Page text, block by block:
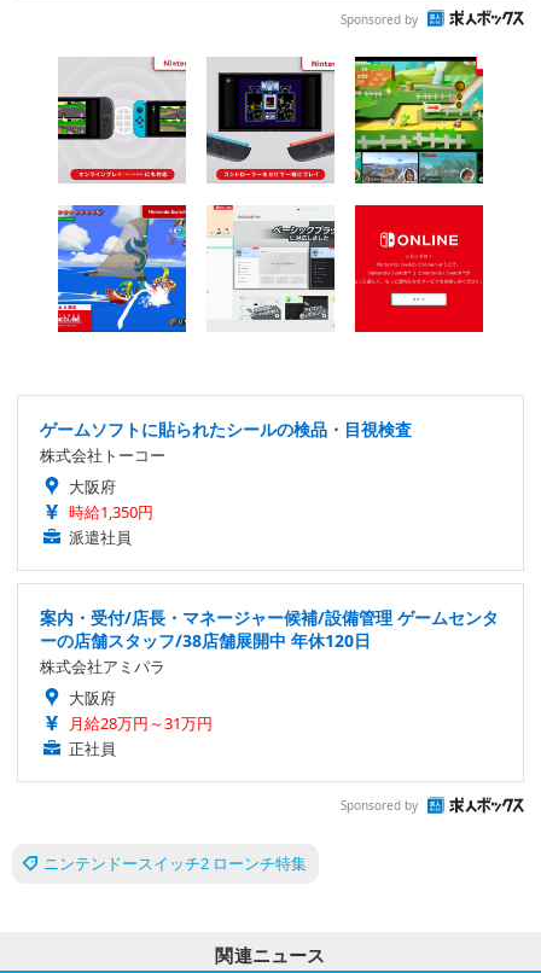
Sponsored by
ゲームソフトに貼られたシールの検品・目視検査
株式会社トーコー
大阪府
時給1,350円
派遣社員
案内・受付/店長・マネージャー候補/設備管理 ゲームセンタ
ーの店舗スタッフ/38店舗展開中 年休120日
株式会社アミパラ
大阪府
月給28万円～31万円
正社員
Sponsored by
ニンテンドースイッチ2 ローンチ特集
関連ニュース